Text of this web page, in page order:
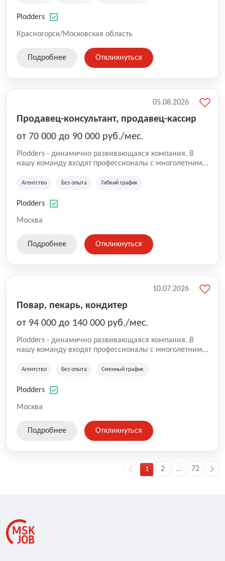
оказываемых услуг.
Plodders
Красногорск/Московская область
Подробнее Откликнуться
Продавец-консультант, продавец-кассир
от 70 000 до 90 000 руб./мес.
Plodders - динамично развивающаяся компания. В
нашу команду входят профессионалы с многолетним
на рынке аутсорсинга, а накопленный опыт позволяют
оказываемых услуг.
Агентство Без опыта Гибкий график
Plodders
Москва
05.08.2026
Подробнее Откликнуться
Повар, пекарь, кондитер
от 94 000 до 140 000 руб./мес.
Plodders - динамично развивающаяся компания. В
нашу команду входят профессионалы с многолетним
на рынке аутсорсинга, а накопленный опыт позволяют
оказываемых услуг.
Агентство Без опыта Сменный график
Plodders
Москва
10.07.2026
Подробнее Откликнуться
1 2 ... 72